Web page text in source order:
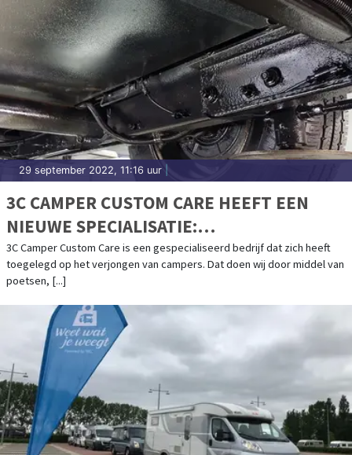
29 september 2022, 11:16 uur
3C CAMPER CUSTOM CARE HEEFT EEN
NIEUWE SPECIALISATIE:
BODEMBESCHERMING
3C Camper Custom Care is een gespecialiseerd bedrijf dat zich heeft
toegelegd op het verjongen van campers. Dat doen wij door middel van
poetsen, [...]